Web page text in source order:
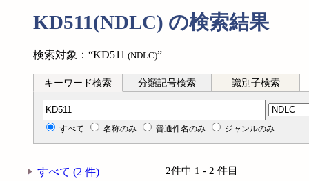
KD511(NDLC) の検索結果
検索対象：“KD511 (NDLC)”
キーワード検索 分類記号検索 識別子検索
分類記号検索
すべて 名称のみ 普通件名のみ ジャンルのみ
すべて (2 件)
2件中 1 - 2 件目